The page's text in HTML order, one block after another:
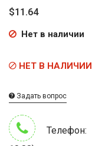
$11.64
Нет в наличии
НЕТ В НАЛИЧИИ
Задать вопрос
Телефон: